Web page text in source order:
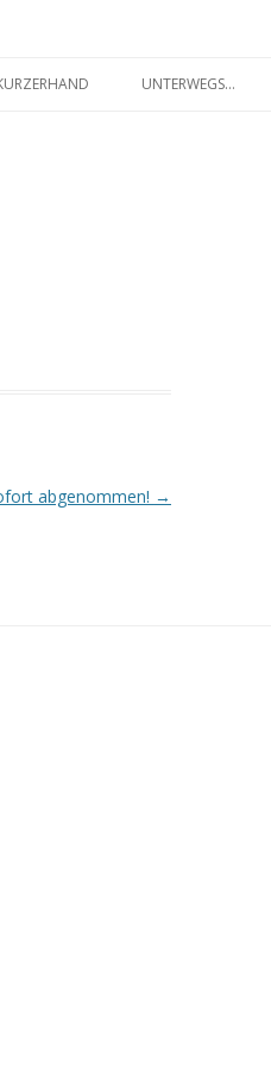
zum UNTERWEGS…
abgenommen! →